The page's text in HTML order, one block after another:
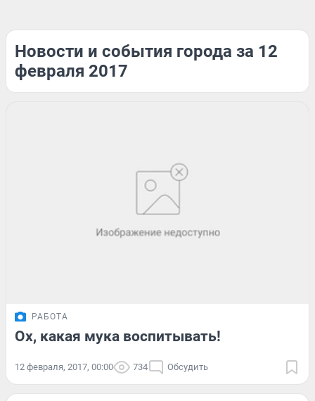
Новости и события города за 12
февраля 2017
РАБОТА
Ох, какая мука воспитывать!
12 февраля, 2017, 00:00 734 Обсудить